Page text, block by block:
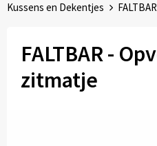
Outdoor & vrije tijd
Technologie & Accessoires
◼ Beurzen
◼ Feestdagen
Kussens en Dekentjes
FALTBAR -
zitmatje